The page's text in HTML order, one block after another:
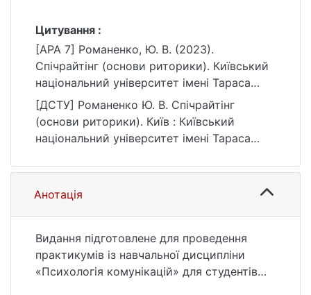
Цитування :
[APA 7] Романенко, Ю. В. (2023).
Спічрайтінг (основи риторики). Київський
національний університет імені Тараса
Шевченка.
https://ir.library.knu.ua/handle/15071834/1405
1
[ДСТУ] Романенко Ю. В. Спічрайтінг
(основи риторики). Київ : Київський
національний університет імені Тараса
https://ir.library.knu.ua/handle/15071834/1405
1 (дата звернення: 25.07.2026).
Анотація
Видання підготовлене для проведення
практикумів із навчальної дисципліни
«Психологія комунікацій» для студентів